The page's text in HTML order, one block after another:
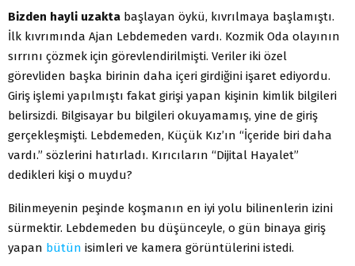
Bizden hayli uzakta başlayan öykü, kıvrılmaya başlamıştı.
İlk kıvrımında Ajan Lebdemeden vardı. Kozmik Oda olayının
sırrını çözmek için görevlendirilmişti. Veriler iki özel
görevliden başka birinin daha içeri girdiğini işaret ediyordu.
Giriş işlemi yapılmıştı fakat girişi yapan kişinin kimlik bilgileri
belirsizdi. Bilgisayar bu bilgileri okuyamamış, yine de giriş
gerçekleşmişti. Lebdemeden, Küçük Kız’ın “İçeride biri daha
vardı.” sözlerini hatırladı. Kırıcıların “Dijital Hayalet”
dedikleri kişi o muydu?
Bilinmeyenin peşinde koşmanın en iyi yolu bilinenlerin izini
sürmektir. Lebdemeden bu düşünceyle, o gün binaya giriş
yapan bütün isimleri ve kamera görüntülerini istedi.